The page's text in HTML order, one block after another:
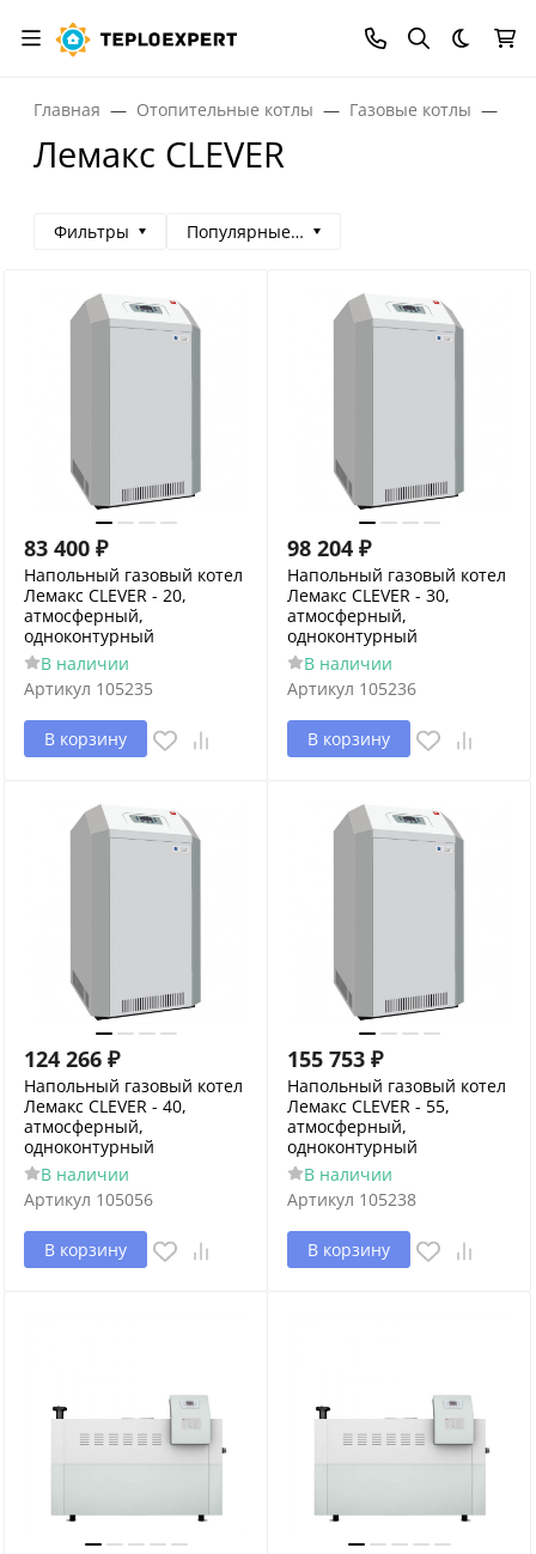
Темная
Главная Отопительные котлы Газовые котлы
Лемакс CLEVER
Фильтры Популярные сначала
83 400 ₽
Напольный газовый котел
Лемакс CLEVER - 20,
атмосферный,
одноконтурный
В наличии
Артикул 105235
В корзину
98 204 ₽
Напольный газовый котел
Лемакс CLEVER - 30,
атмосферный,
одноконтурный
В наличии
Артикул 105236
В корзину
124 266 ₽
Напольный газовый котел
Лемакс CLEVER - 40,
атмосферный,
одноконтурный
В наличии
Артикул 105056
В корзину
155 753 ₽
Напольный газовый котел
Лемакс CLEVER - 55,
атмосферный,
одноконтурный
В наличии
Артикул 105238
В корзину